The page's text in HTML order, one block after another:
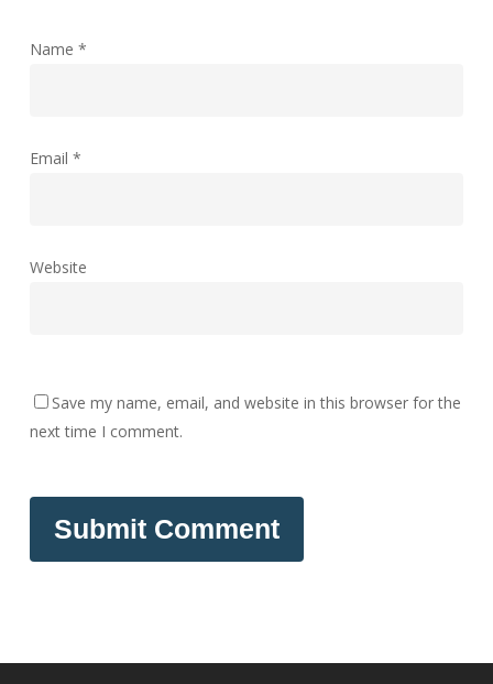
Name *
Email *
Website
Save my name, email, and website in this browser for the
next time I comment.